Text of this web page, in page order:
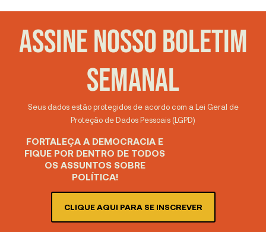
ASSINE NOSSO BOLETIM
SEMANAL
Seus dados estão protegidos de acordo com a Lei Geral de
Proteção de Dados Pessoais (LGPD)
FORTALEÇA A DEMOCRACIA E
FIQUE POR DENTRO DE TODOS
OS ASSUNTOS SOBRE
POLÍTICA!
CLIQUE AQUI PARA SE INSCREVER